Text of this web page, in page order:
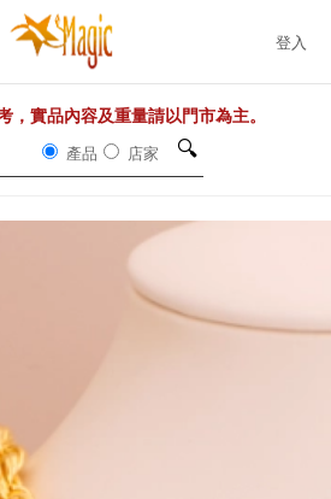
登入
，實品內容及重量請以門市為主。
產品 店家 🔍